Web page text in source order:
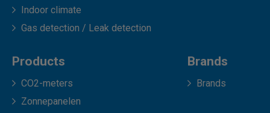
Indoor climate
Gas detection / Leak detection
Products
CO2-meters
Zonnepanelen
Brands
Brands